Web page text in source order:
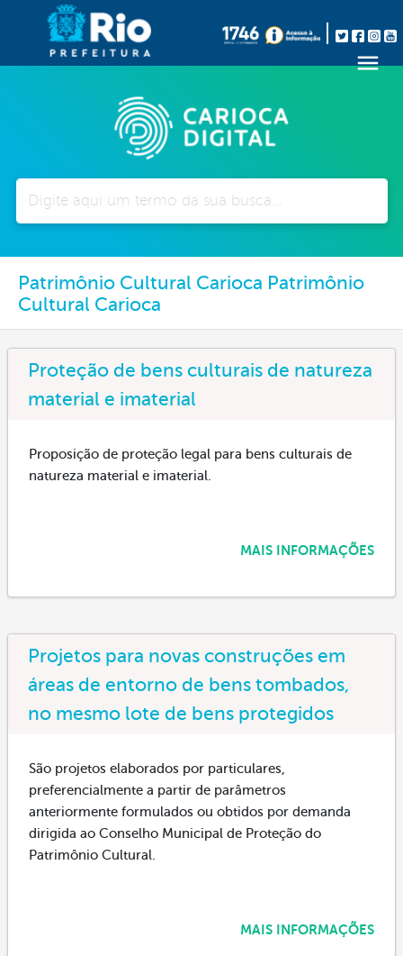
Patrimônio Cultural Carioca Patrimônio
Cultural Carioca
Proteção de bens culturais de natureza
material e imaterial
Proposição de proteção legal para bens culturais de
natureza material e imaterial.
MAIS INFORMAÇÕES
Projetos para novas construções em
áreas de entorno de bens tombados,
no mesmo lote de bens protegidos
São projetos elaborados por particulares,
preferencialmente a partir de parâmetros
anteriormente formulados ou obtidos por demanda
dirigida ao Conselho Municipal de Proteção do
Patrimônio Cultural.
MAIS INFORMAÇÕES